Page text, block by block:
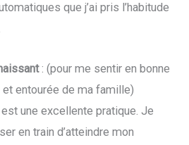
que j’ai pris l’habitude
: (pour me sentir en bonne
et entourée de ma famille)
est une excellente pratique. Je
en train d’atteindre mon